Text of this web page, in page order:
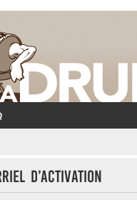
d’activation